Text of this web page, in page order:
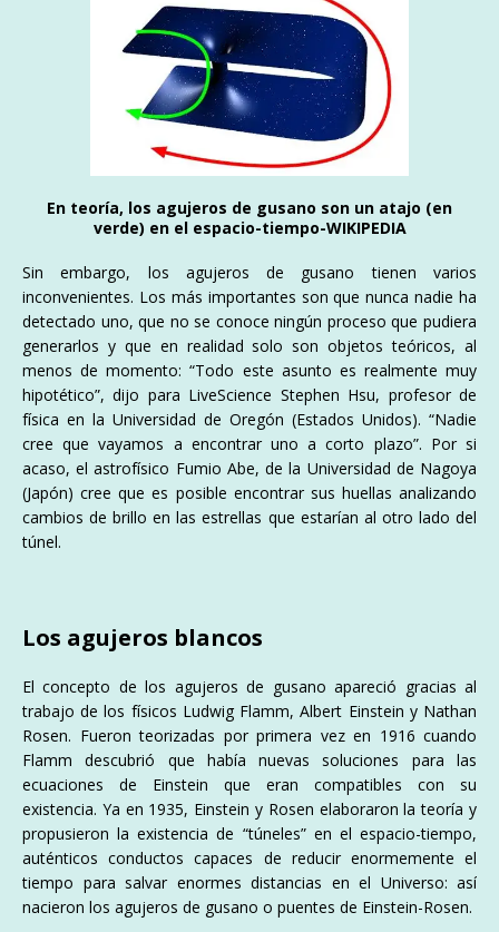
En teoría, los agujeros de gusano son un atajo (en
verde) en el espacio-tiempo-WIKIPEDIA
Sin embargo, los agujeros de gusano tienen varios
inconvenientes. Los más importantes son que nunca nadie ha
detectado uno, que no se conoce ningún proceso que pudiera
generarlos y que en realidad solo son objetos teóricos, al
menos de momento: “Todo este asunto es realmente muy
hipotético”, dijo para LiveScience Stephen Hsu, profesor de
física en la Universidad de Oregón (Estados Unidos). “Nadie
cree que vayamos a encontrar uno a corto plazo”. Por si
acaso, el astrofísico Fumio Abe, de la Universidad de Nagoya
(Japón) cree que es posible encontrar sus huellas analizando
cambios de brillo en las estrellas que estarían al otro lado del
túnel.
Los agujeros blancos
El concepto de los agujeros de gusano apareció gracias al
trabajo de los físicos Ludwig Flamm, Albert Einstein y Nathan
Rosen. Fueron teorizadas por primera vez en 1916 cuando
Flamm descubrió que había nuevas soluciones para las
ecuaciones de Einstein que eran compatibles con su
existencia. Ya en 1935, Einstein y Rosen elaboraron la teoría y
propusieron la existencia de “túneles” en el espacio-tiempo,
auténticos conductos capaces de reducir enormemente el
tiempo para salvar enormes distancias en el Universo: así
nacieron los agujeros de gusano o puentes de Einstein-Rosen.